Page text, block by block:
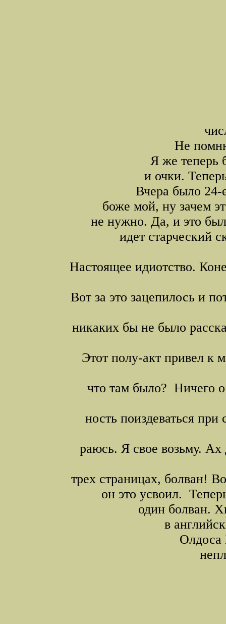
Не
Я же теперь
и очки.
Вчера было 24-
боже мой, ну зачем
не нужно. Да, и это
идет старческий
Настоящее идиотство.
Вот за это зацепилось и
никаких бы не было
Этот полу-акт привел к
что там было? Ничего
ность поиздеваться
раюсь. Я свое возьму. Ах
трех страницах, болван!
он это усвоил.
один болван.
в